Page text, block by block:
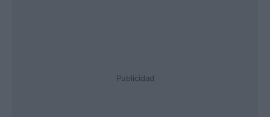
Publicidad